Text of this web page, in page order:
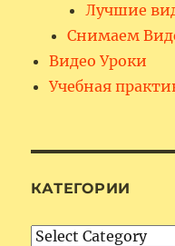
Лучшие
Снимаем
Видео Уроки
Учебная
КАТЕГОРИИ
Категории